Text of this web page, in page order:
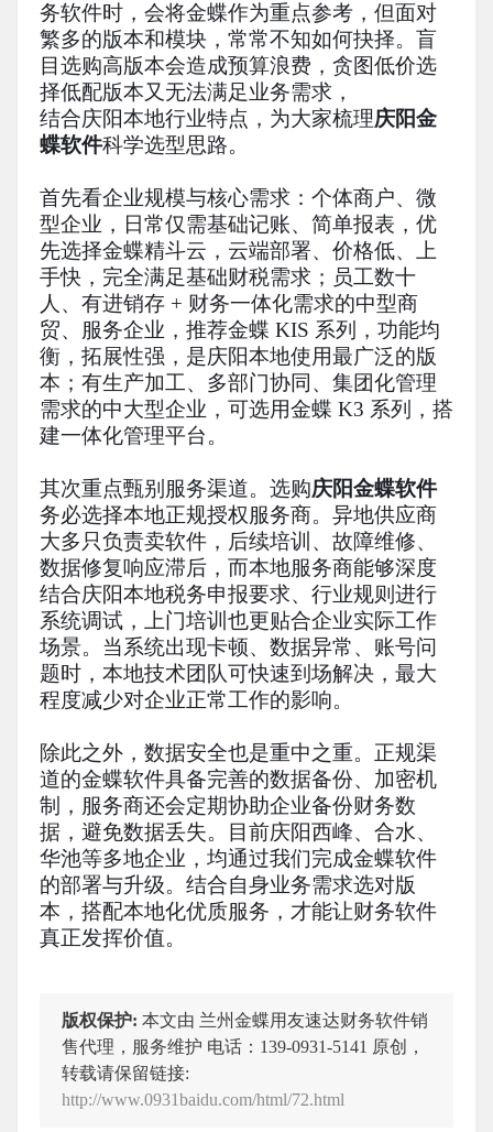
务软件时，会将金蝶作为重点参考，但面对
繁多的版本和模块，常常不知如何抉择。盲
目选购高版本会造成预算浪费，贪图低价选
择低配版本又无法满足业务需求，
结合庆阳本地行业特点，为大家梳理庆阳金
蝶软件科学选型思路。
首先看企业规模与核心需求：个体商户、微
型企业，日常仅需基础记账、简单报表，优
先选择金蝶精斗云，云端部署、价格低、上
手快，完全满足基础财税需求；员工数十
人、有进销存 + 财务一体化需求的中型商
贸、服务企业，推荐金蝶 KIS 系列，功能均
衡，拓展性强，是庆阳本地使用最广泛的版
本；有生产加工、多部门协同、集团化管理
需求的中大型企业，可选用金蝶 K3 系列，搭
建一体化管理平台。
其次重点甄别服务渠道。选购庆阳金蝶软件
务必选择本地正规授权服务商。异地供应商
大多只负责卖软件，后续培训、故障维修、
数据修复响应滞后，而本地服务商能够深度
结合庆阳本地税务申报要求、行业规则进行
系统调试，上门培训也更贴合企业实际工作
场景。当系统出现卡顿、数据异常、账号问
题时，本地技术团队可快速到场解决，最大
程度减少对企业正常工作的影响。
除此之外，数据安全也是重中之重。正规渠
道的金蝶软件具备完善的数据备份、加密机
制，服务商还会定期协助企业备份财务数
据，避免数据丢失。目前庆阳西峰、合水、
华池等多地企业，均通过我们完成金蝶软件
的部署与升级。结合自身业务需求选对版
本，搭配本地化优质服务，才能让财务软件
真正发挥价值。
版权保护: 本文由 兰州金蝶用友速达财务软件销
售代理，服务维护 电话：139-0931-5141 原创，
转载请保留链接:
http://www.0931baidu.com/html/72.html